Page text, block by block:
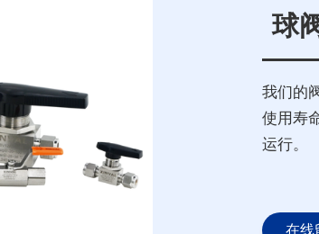
球
在线
我们的
使用寿
运行。